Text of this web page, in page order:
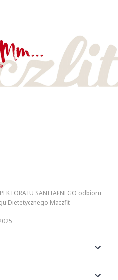
SANITARNEGO odbioru
Dietetycznego Maczfit